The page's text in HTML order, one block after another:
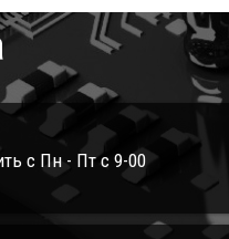
с Пн - Пт с 9-00